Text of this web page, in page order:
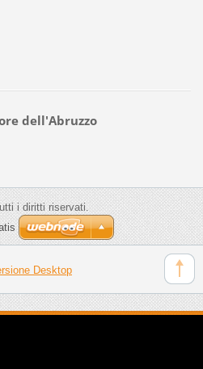
dell'Abruzzo
i diritti riservati.
Desktop